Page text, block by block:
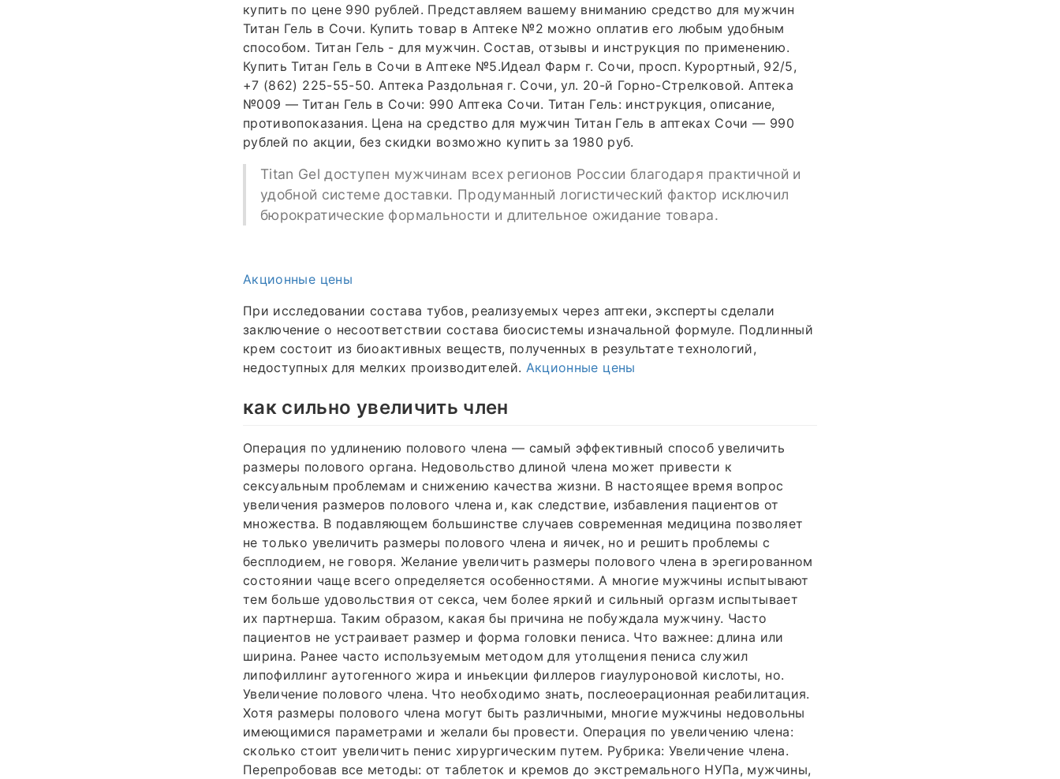
купить по цене 990 рублей. Представляем вашему вниманию средство для мужчин
Титан Гель в Сочи. Купить товар в Аптеке №2 можно оплатив его любым удобным
способом. Титан Гель - для мужчин. Состав, отзывы и инструкция по применению.
Купить Титан Гель в Сочи в Аптеке №5.Идеал Фарм г. Сочи, просп. Курортный, 92/5,
+7 (862) 225-55-50. Аптека Раздольная г. Сочи, ул. 20-й Горно-Стрелковой. Аптека
№009 — Титан Гель в Сочи: 990 Аптека Сочи. Титан Гель: инструкция, описание,
противопоказания. Цена на средство для мужчин Титан Гель в аптеках Сочи — 990
рублей по акции, без скидки возможно купить за 1980 руб.
Titan Gel доступен мужчинам всех регионов России благодаря практичной и
удобной системе доставки. Продуманный логистический фактор исключил
бюрократические формальности и длительное ожидание товара.
Акционные цены
При исследовании состава тубов, реализуемых через аптеки, эксперты сделали
заключение о несоответствии состава биосистемы изначальной формуле. Подлинный
крем состоит из биоактивных веществ, полученных в результате технологий,
недоступных для мелких производителей. Акционные цены
как сильно увеличить член
Операция по удлинению полового члена — самый эффективный способ увеличить
размеры полового органа. Недовольство длиной члена может привести к
сексуальным проблемам и снижению качества жизни. В настоящее время вопрос
увеличения размеров полового члена и, как следствие, избавления пациентов от
множества. В подавляющем большинстве случаев современная медицина позволяет
не только увеличить размеры полового члена и яичек, но и решить проблемы с
бесплодием, не говоря. Желание увеличить размеры полового члена в эрегированном
состоянии чаще всего определяется особенностями. А многие мужчины испытывают
тем больше удовольствия от секса, чем более яркий и сильный оргазм испытывает
их партнерша. Таким образом, какая бы причина не побуждала мужчину. Часто
пациентов не устраивает размер и форма головки пениса. Что важнее: длина или
ширина. Ранее часто используемым методом для утолщения пениса служил
липофиллинг аутогенного жира и иньекции филлеров гиаулуроновой кислоты, но.
Увеличение полового члена. Что необходимо знать, послеоерационная реабилитация.
Хотя размеры полового члена могут быть различными, многие мужчины недовольны
имеющимися параметрами и желали бы провести. Операция по увеличению члена:
сколько стоит увеличить пенис хирургическим путем. Рубрика: Увеличение члена.
Перепробовав все методы: от таблеток и кремов до экстремального НУПа, мужчины,